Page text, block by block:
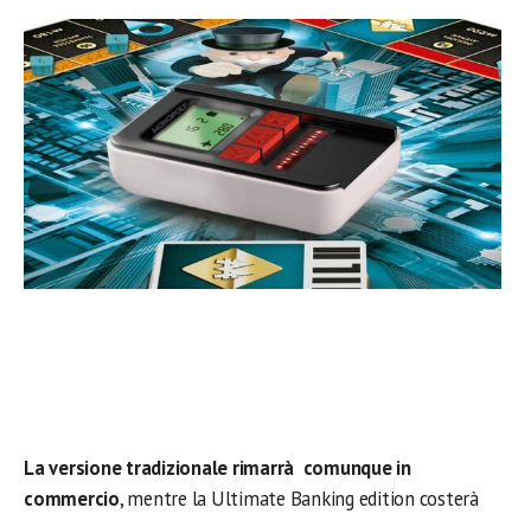
La versione tradizionale rimarrà comunque in
commercio, mentre la Ultimate Banking edition costerà